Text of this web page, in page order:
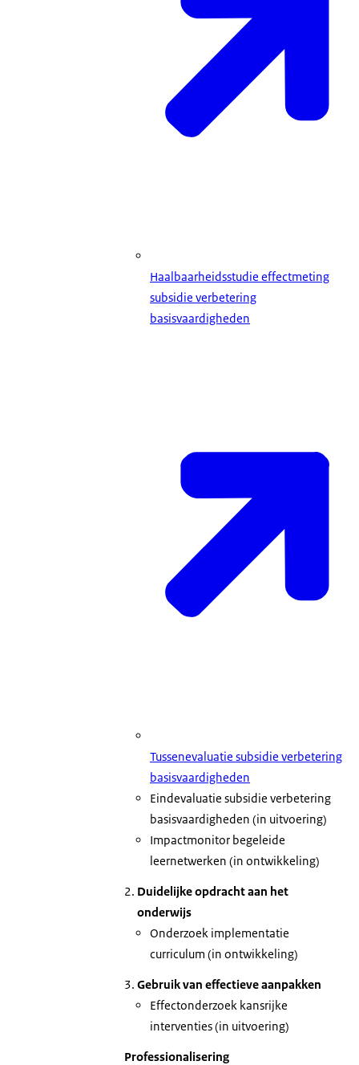
Haalbaarheidsstudie effectmeting
subsidie verbetering
basisvaardigheden
Tussenevaluatie subsidie verbetering
basisvaardigheden
Eindevaluatie subsidie verbetering
basisvaardigheden (in uitvoering)
Impactmonitor begeleide
leernetwerken (in ontwikkeling)
Duidelijke opdracht aan het
onderwijs
Onderzoek implementatie
curriculum (in ontwikkeling)
Gebruik van effectieve aanpakken
Effectonderzoek kansrijke
interventies (in uitvoering)
Professionalisering